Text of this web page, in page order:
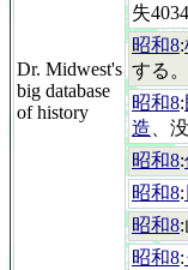
Dr. Midwest's
big database
of history
失
昭和8:
する。
昭和8:
造 、
昭和8:
昭和8:
昭和8
昭和8: